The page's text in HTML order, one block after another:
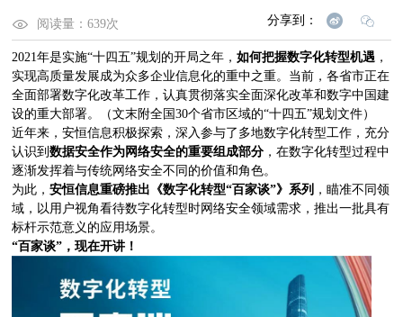
阅读量：639次 分享到：
2021年是实施“十四五”规划的开局之年，如何把握数字化转型机遇 ，
实现高质量发展成为众多企业信息化的重中之重。当前，各省市正在
全面部署数字化改革工作，认真贯彻落实全面深化改革和数字中国建
设的重大部署。（文末附全国30个省市区域的“十四五”规划文件）
近年来，安恒信息积极探索，深入参与了多地数字化转型工作，充分
认识到数据安全作为网络安全的重要组成部分 ，在数字化转型过程中
逐渐发挥着与传统网络安全不同的价值和角色。
为此，安恒信息重磅推出《数字化转型“百家谈”》系列 ，瞄准不同领
域，以用户视角看待数字化转型时网络安全领域需求，推出一批具有
标杆示范意义的应用场景。
“百家谈”，现在开讲！